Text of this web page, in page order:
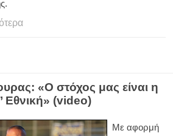
«Ο στόχος μας είναι η
Εθνική» (video)
Με αφορμή